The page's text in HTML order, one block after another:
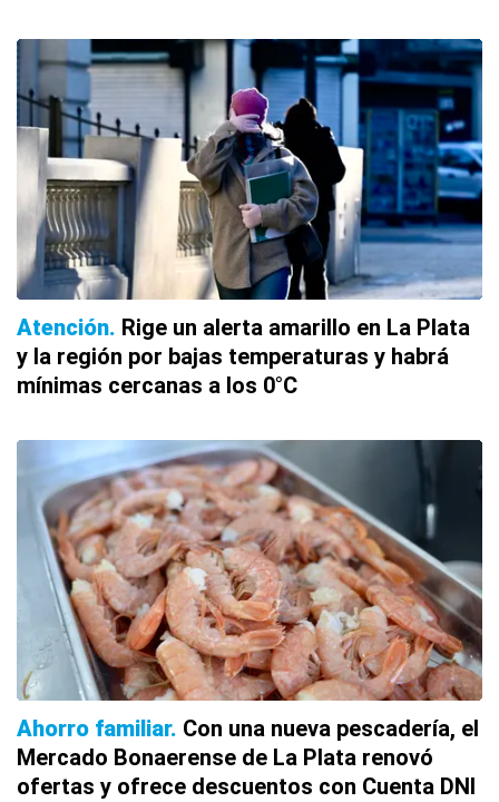
Atención Rige un alerta amarillo en La Plata
y la región por bajas temperaturas y habrá
mínimas cercanas a los 0°C
Ahorro familiar Con una nueva pescadería, el
Mercado Bonaerense de La Plata renovó
ofertas y ofrece descuentos con Cuenta DNI